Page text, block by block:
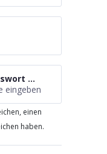
Passwort bestätigen
einen
haben.